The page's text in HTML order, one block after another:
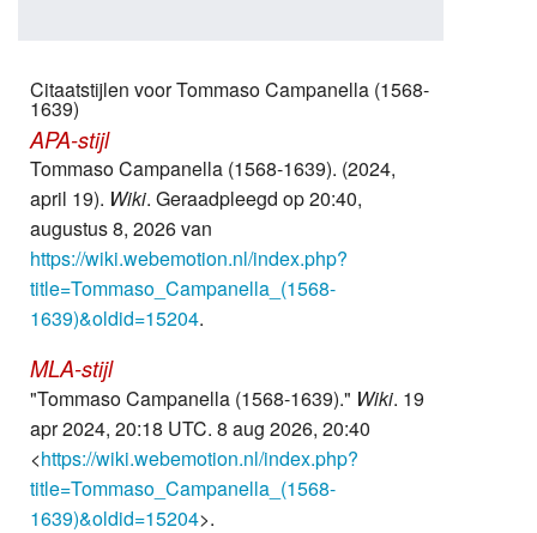
Citaatstijlen voor Tommaso Campanella (1568-
1639)
APA-stijl
Tommaso Campanella (1568-1639). (2024,
april 19). Wiki. Geraadpleegd op 20:40,
augustus 8, 2026 van
https://wiki.webemotion.nl/index.php?
title=Tommaso_Campanella_(1568-
1639)&oldid=15204.
MLA-stijl
"Tommaso Campanella (1568-1639)." Wiki. 19
apr 2024, 20:18 UTC. 8 aug 2026, 20:40
<https://wiki.webemotion.nl/index.php?
title=Tommaso_Campanella_(1568-
1639)&oldid=15204>.